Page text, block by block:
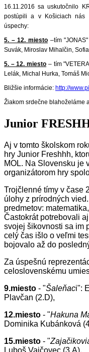
16.11.2016 sa uskutočnilo
postúpili a v Košiciach nás
úspechy:
5. – 12. miesto –tím
Suvák, Miroslav Mihalčin,
5. – 12. miesto – tím
Lelák, Michal Hurka, Tomáš
Bližšie informácie: http://
Žiakom srdečne blahoželáme
Junior
Aj v tomto školskom
hry Junior Freshhh,
MOL. Na Slovensku je
organizátorom hry
Trojčlenné tímy v čase
úlohy z prírodných
predmetov:
Častokrát potrebovali
svojej šikovnosti sa im
celý čas išlo o veľmi
bojovalo až do
Za úspešnú
celoslovenskému
9.miesto - "Šaleňaci":
Plavčan (2.D),
12.miesto - "Hakuna
Dominika Kubánková
15.miesto - "
Luboš Vajčovec (3.A).